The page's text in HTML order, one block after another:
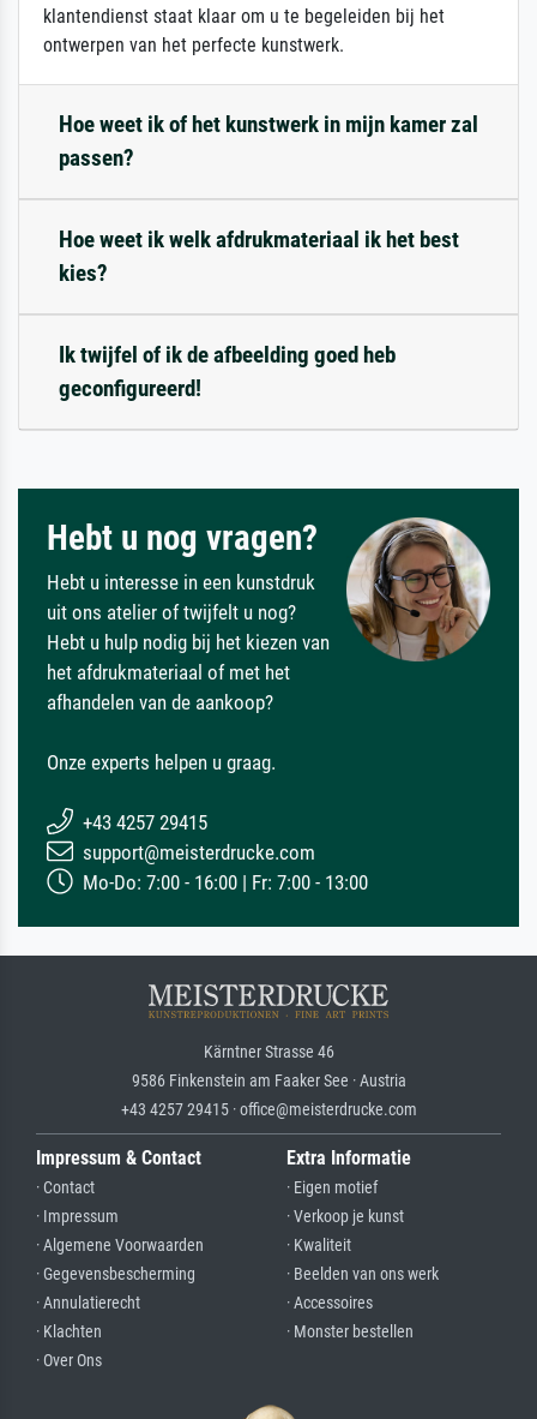
klantendienst staat klaar om u te begeleiden bij het
ontwerpen van het perfecte kunstwerk.
Hoe weet ik of het kunstwerk in mijn kamer zal
passen?
Hoe weet ik welk afdrukmateriaal ik het best
kies?
Ik twijfel of ik de afbeelding goed heb
geconfigureerd!
Hebt u nog vragen?
Hebt u interesse in een kunstdruk
uit ons atelier of twijfelt u nog?
Hebt u hulp nodig bij het kiezen van
het afdrukmateriaal of met het
afhandelen van de aankoop?
Onze experts helpen u graag.
+43 4257 29415
support@meisterdrucke.com
Mo-Do: 7:00 - 16:00 | Fr: 7:00 - 13:00
Kärntner Strasse 46
9586 Finkenstein am Faaker See · Austria
+43 4257 29415 · office@meisterdrucke.com
Impressum & Contact
· Contact
· Impressum
· Algemene Voorwaarden
· Gegevensbescherming
· Annulatierecht
· Klachten
· Over Ons
Extra Informatie
· Eigen motief
· Verkoop je kunst
· Kwaliteit
· Beelden van ons werk
· Accessoires
· Monster bestellen